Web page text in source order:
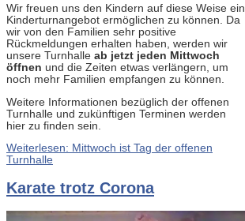
Wir freuen uns den Kindern auf diese Weise ein
Kinderturnangebot ermöglichen zu können. Da
wir von den Familien sehr positive
Rückmeldungen erhalten haben, werden wir
unsere Turnhalle ab jetzt jeden Mittwoch
öffnen und die Zeiten etwas verlängern, um
noch mehr Familien empfangen zu können.
Weitere Informationen bezüglich der offenen
Turnhalle und zukünftigen Terminen werden
hier zu finden sein.
Weiterlesen: Mittwoch ist Tag der offenen
Turnhalle
Karate trotz Corona